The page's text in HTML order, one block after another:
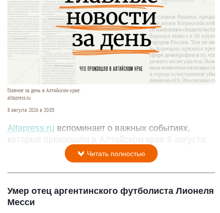
Главное за день в Алтайском крае.
altapress.ru.
8 августа 2026 в 20:05
Altapress.ru вспоминает о важных событиях,
которые произошли в Алтайском крае 8 августа.
Читать полностью
Умер отец аргентинского футболиста Лионеля
Месси